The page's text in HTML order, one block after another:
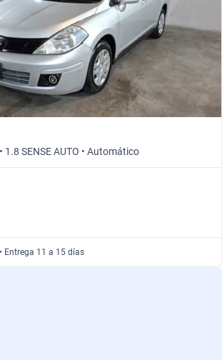
1.8 SENSE AUTO • Automático
Entrega 11 a 15 días